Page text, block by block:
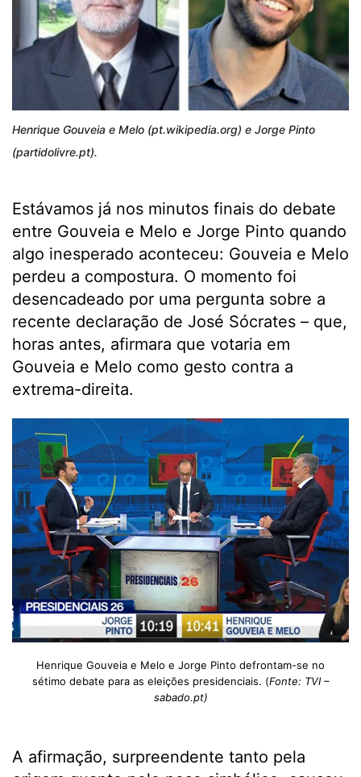
Henrique Gouveia e Melo (pt.wikipedia.org) e Jorge Pinto
(partidolivre.pt).
Estávamos já nos minutos finais do debate
entre Gouveia e Melo e Jorge Pinto quando
algo inesperado aconteceu: Gouveia e Melo
perdeu a compostura. O momento foi
desencadeado por uma pergunta sobre a
recente declaração de José Sócrates – que,
horas antes, afirmara que votaria em
Gouveia e Melo como gesto contra a
extrema-direita.
Henrique Gouveia e Melo e Jorge Pinto defrontam-se no
sétimo debate para as eleições presidenciais. (Fonte: TVI –
sabado.pt)
A afirmação, surpreendente tanto pela